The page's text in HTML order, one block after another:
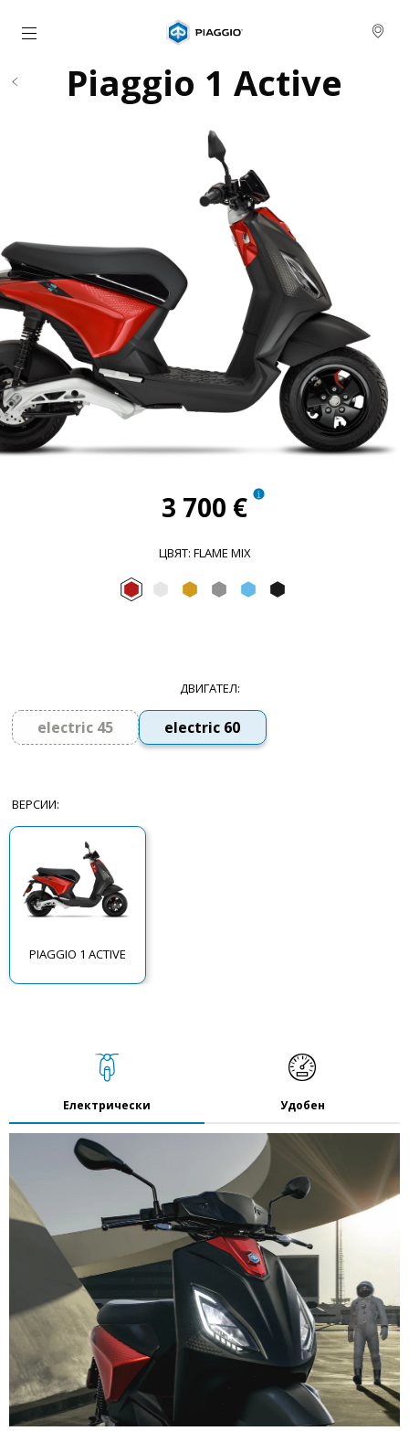
Основна страница
Piaggio 1 Active
3 700 €
ЦВЯТ: FLAME MIX
Flame mixForever White
Sunshine Mix
Forever Grey
Arctic Mix
ДВИГАТЕЛ:
electric 45 electric 60
ВЕРСИИ:
PIAGGIO 1 ACTIVE
Електрически Удобен